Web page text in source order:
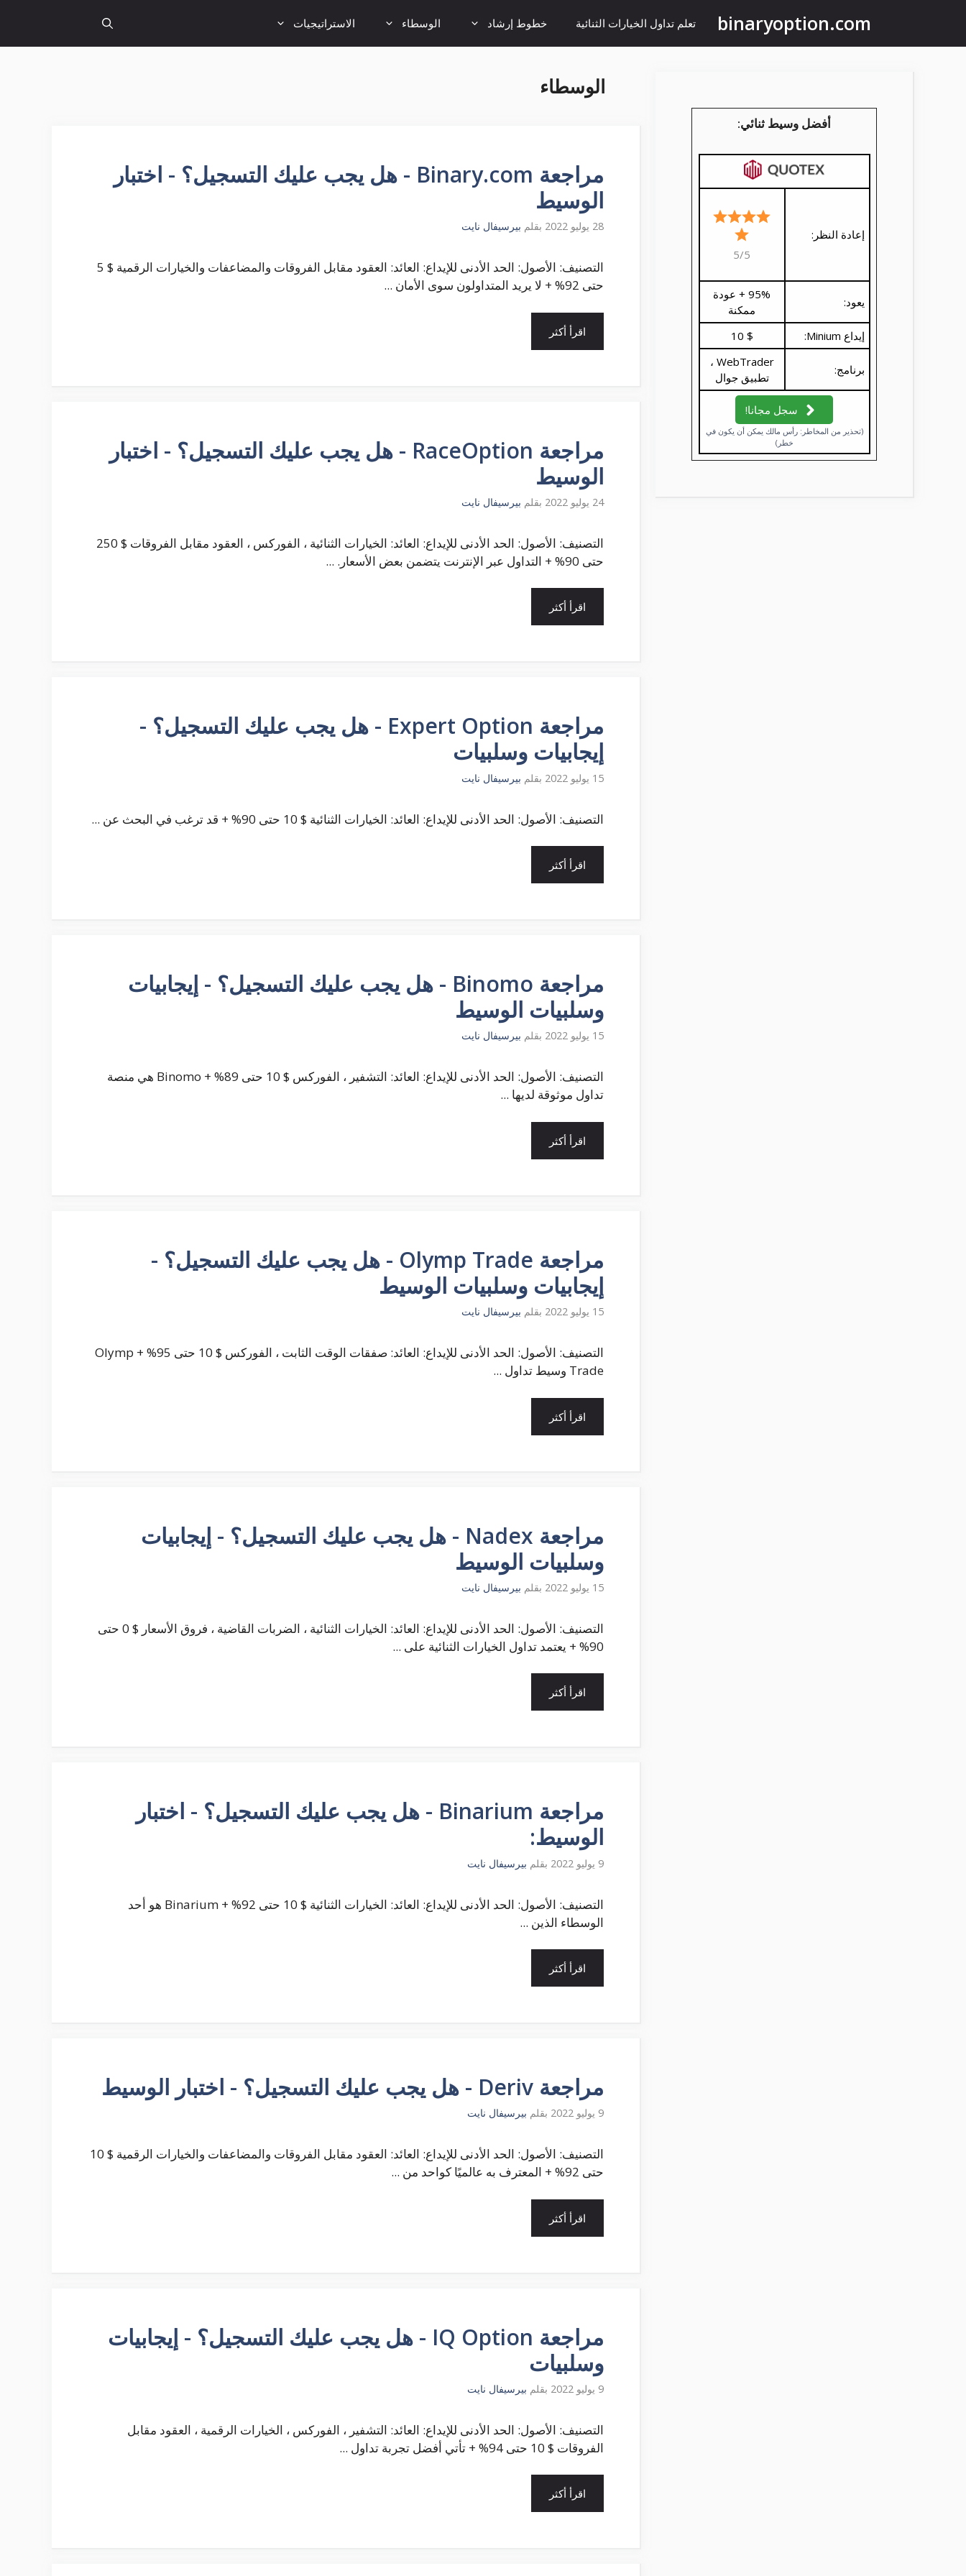
المحتوى
binaryoption.com تعلم تداول الخيارات الثنائية خطوط إرشاد الوسطاء الاستراتيجيات
الوسطاء
مراجعة Binary.com - هل يجب عليك التسجيل؟ - اختبار
الوسيط
28 يوليو 2022 بقلم بيرسيفال نايت
التصنيف: الأصول: الحد الأدنى للإيداع: العائد: العقود مقابل الفروقات والمضاعفات والخيارات الرقمية $ 5
حتى 92% + لا يريد المتداولون سوى الأمان ...
اقرأ أكثر
مراجعة RaceOption - هل يجب عليك التسجيل؟ - اختبار
الوسيط
24 يوليو 2022 بقلم بيرسيفال نايت
التصنيف: الأصول: الحد الأدنى للإيداع: العائد: الخيارات الثنائية ، الفوركس ، العقود مقابل الفروقات $ 250
حتى 90% + التداول عبر الإنترنت يتضمن بعض الأسعار. ...
اقرأ أكثر
مراجعة Expert Option - هل يجب عليك التسجيل؟ -
إيجابيات وسلبيات
15 يوليو 2022 بقلم بيرسيفال نايت
التصنيف: الأصول: الحد الأدنى للإيداع: العائد: الخيارات الثنائية $ 10 حتى 90% + قد ترغب في البحث عن ...
اقرأ أكثر
مراجعة Binomo - هل يجب عليك التسجيل؟ - إيجابيات
وسلبيات الوسيط
15 يوليو 2022 بقلم بيرسيفال نايت
التصنيف: الأصول: الحد الأدنى للإيداع: العائد: التشفير ، الفوركس $ 10 حتى 89% + Binomo هي منصة
تداول موثوقة لديها ...
اقرأ أكثر
مراجعة Olymp Trade - هل يجب عليك التسجيل؟ -
إيجابيات وسلبيات الوسيط
15 يوليو 2022 بقلم بيرسيفال نايت
التصنيف: الأصول: الحد الأدنى للإيداع: العائد: صفقات الوقت الثابت ، الفوركس $ 10 حتى 95% + Olymp
Trade وسيط تداول ...
اقرأ أكثر
مراجعة Nadex - هل يجب عليك التسجيل؟ - إيجابيات
وسلبيات الوسيط
15 يوليو 2022 بقلم بيرسيفال نايت
التصنيف: الأصول: الحد الأدنى للإيداع: العائد: الخيارات الثنائية ، الضربات القاضية ، فروق الأسعار $ 0 حتى
90% + يعتمد تداول الخيارات الثنائية على ...
اقرأ أكثر
مراجعة Binarium - هل يجب عليك التسجيل؟ - اختبار
الوسيط:
9 يوليو 2022 بقلم بيرسيفال نايت
التصنيف: الأصول: الحد الأدنى للإيداع: العائد: الخيارات الثنائية $ 10 حتى 92% + Binarium هو أحد
الوسطاء الذين ...
اقرأ أكثر
مراجعة Deriv - هل يجب عليك التسجيل؟ - اختبار الوسيط
9 يوليو 2022 بقلم بيرسيفال نايت
التصنيف: الأصول: الحد الأدنى للإيداع: العائد: العقود مقابل الفروقات والمضاعفات والخيارات الرقمية $ 10
حتى 92% + المعترف به عالميًا كواحد من ...
اقرأ أكثر
مراجعة IQ Option - هل يجب عليك التسجيل؟ - إيجابيات
وسلبيات
9 يوليو 2022 بقلم بيرسيفال نايت
التصنيف: الأصول: الحد الأدنى للإيداع: العائد: التشفير ، الفوركس ، الخيارات الرقمية ، العقود مقابل
الفروقات $ 10 حتى 94% + تأتي أفضل تجربة تداول ...
اقرأ أكثر
أفضل وسيط ثنائي:
إعادة النظر:
5/5
يعود:
95% + عودة
ممكنة
إيداع Minium:
$ 10
برنامج:
WebTrader ،
تطبيق جوال
سجل مجانا!
(تحذير من المخاطر: رأس مالك يمكن أن يكون في
خطر)